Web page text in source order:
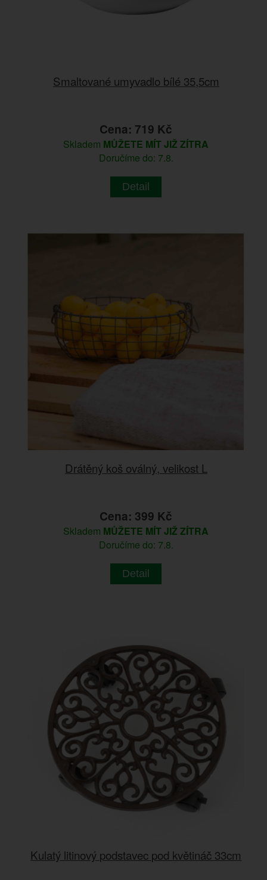
Smaltované umyvadlo bílé 35,5cm
Cena: 719 Kč
Skladem MŮŽETE MÍT JIŽ ZÍTRA
Doručíme do: 7.8.
Detail
Drátěný koš oválný, velikost L
Cena: 399 Kč
Skladem MŮŽETE MÍT JIŽ ZÍTRA
Doručíme do: 7.8.
Detail
Kulatý litinový podstavec pod květináč 33cm